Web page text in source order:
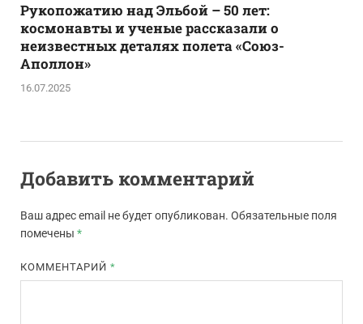
Рукопожатию над Эльбой – 50 лет:
космонавты и ученые рассказали о
неизвестных деталях полета «Союз-
Аполлон»
16.07.2025
Добавить комментарий
Ваш адрес email не будет опубликован. Обязательные поля
помечены *
КОММЕНТАРИЙ*